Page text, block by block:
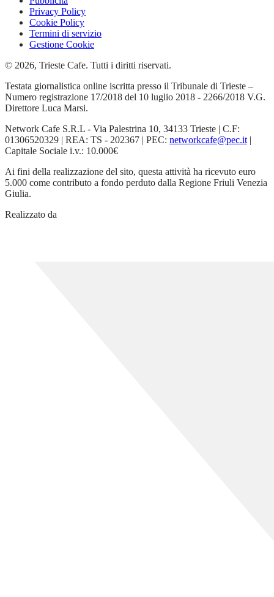
Privacy Policy
Cookie Policy
Termini di servizio
Gestione Cookie
© 2026, Trieste Cafe. Tutti i diritti riservati.
Testata giornalistica online iscritta presso il Tribunale di Trieste –
Numero registrazione 17/2018 del 10 luglio 2018 - 2266/2018 V.G.
Direttore Luca Marsi.
Network Cafe S.R.L - Via Palestrina 10, 34133 Trieste | C.F:
01306520329 | REA: TS - 202367 | PEC: networkcafe@pec.it|
Capitale Sociale i.v.: 10.000€
Ai fini della realizzazione del sito, questa attività ha ricevuto euro
5.000 come contributo a fondo perduto dalla Regione Friuli Venezia
Giulia.
Realizzato da